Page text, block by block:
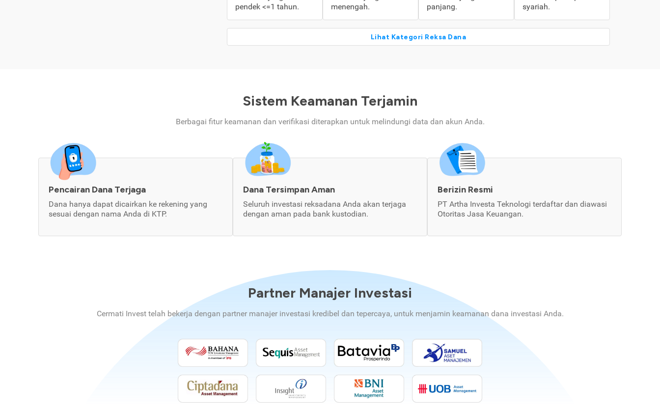
pendek <=1 tahun.
menengah.
panjang.
syariah.
Lihat Kategori Reksa Dana
Sistem Keamanan Terjamin
Berbagai fitur keamanan dan verifikasi diterapkan untuk melindungi data dan akun Anda.
Pencairan Dana Terjaga
Dana hanya dapat dicairkan ke rekening yang
sesuai dengan nama Anda di KTP.
Dana Tersimpan Aman
Seluruh investasi reksadana Anda akan terjaga
dengan aman pada bank kustodian.
Berizin Resmi
PT Artha Investa Teknologi terdaftar dan diawasi
Otoritas Jasa Keuangan.
Partner Manajer Investasi
Cermati Invest telah bekerja dengan partner manajer investasi kredibel dan tepercaya, untuk menjamin keamanan dana investasi Anda.